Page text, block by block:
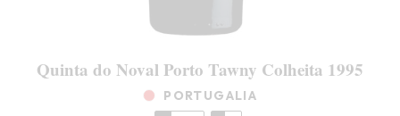
Quinta do Noval Porto Tawny Colheita 1995
PORTUGALIA